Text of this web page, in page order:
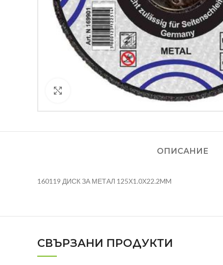
Кликнете за уголемяване
ОПИСАНИЕ
160119 ДИСК ЗА МЕТАЛ 125Х1.0Х22.2MM
СВЪРЗАНИ ПРОДУКТИ